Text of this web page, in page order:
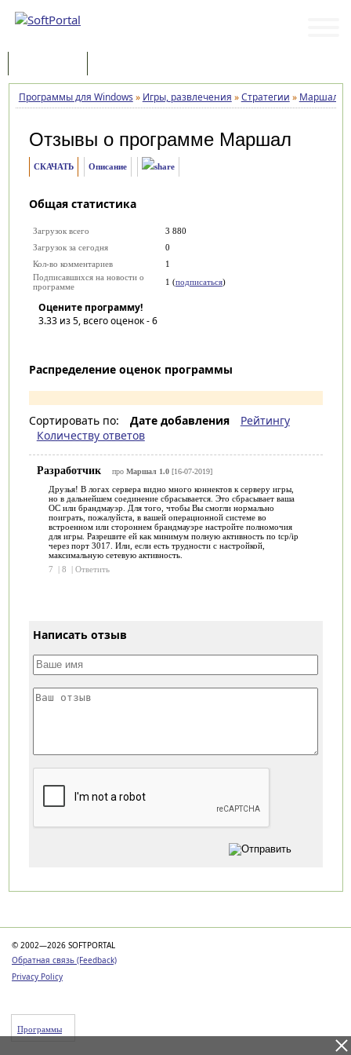
Программы для Windows » Игры, развлечения »Стратегии » Маршал
Отзывы о программе Маршал
СКАЧАТЬ Описание
Общая статистика
Загрузок всего
3 880
Загрузок за сегодня
0
Кол-во комментариев
1
Подписавшихся на новости о
программе
1 (подписаться)
Оцените программу!
3.33из 5, всего оценок -6
Распределение оценок программы
Сортировать по: Дате добавления
Рейтингу
Количеству ответов
Разработчик про Маршал 1.0[16-07-2019]
Друзья! В логах сервера видно много коннектов к серверу игры,
но в дальнейшем соединение сбрасывается. Это сбрасывает ваша
ОС или брандмауэр. Для того, чтобы Вы смогли нормально
поиграть, пожалуйста, в вашей операционной системе во
встроенном или стороннем брандмауэре настройте полномочия
для игры. Разрешите ей как минимум полную активность по tcp/ip
через порт 3017. Или, если есть трудности с настройкой,
максимальную сетевую активность.
7
| 8 | Ответить
Написать отзыв
© 2002—2026 SOFTPORTAL
Обратная связь (Feedback)
Privacy Policy
Программы